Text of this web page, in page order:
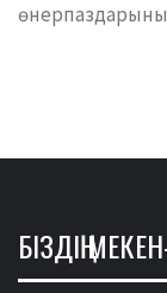
БІЗДІҢ